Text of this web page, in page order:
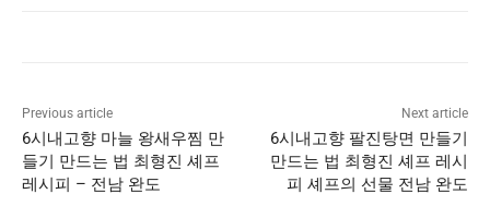
Previous article
6시내고향 마늘 왕새우찜 만
들기 만드는 법 최형진 셰프
레시피 – 전남 완도
Next article
6시내고향 팔진탕면 만들기
만드는 법 최형진 셰프 레시
피 셰프의 선물 전남 완도